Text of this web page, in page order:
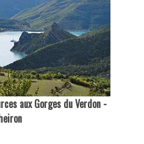
aux Gorges du Verdon -